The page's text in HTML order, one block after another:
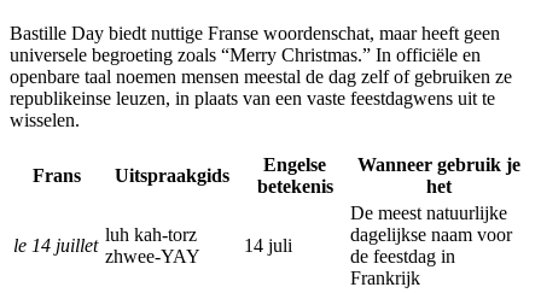
Bastille Day biedt nuttige Franse woordenschat, maar heeft geen
universele begroeting zoals “Merry Christmas.” In officiële en
openbare taal noemen mensen meestal de dag zelf of gebruiken ze
republikeinse leuzen, in plaats van een vaste feestdagwens uit te
wisselen.
Frans Uitspraakgids
Engelse
betekenis
Wanneer gebruik je
het
le 14 juillet
luh kah-torz
zhwee-YAY
14 juli
De meest natuurlijke
dagelijkse naam voor
de feestdag in
Frankrijk